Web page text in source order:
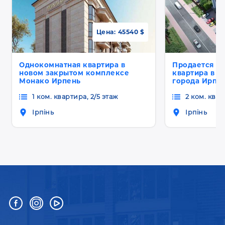
Цена: 45540 $
Однокомнатная квартира в
новом закрытом комплексе
Монако Ирпень
1 ком. квартира, 2/5 этаж
Ірпінь
Продается
квартира в
города
2 ком.
Ірпінь